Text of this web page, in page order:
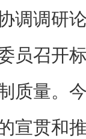
调调研
员召开
质量。
宣贯和